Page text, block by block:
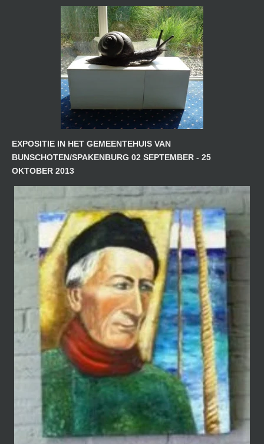
EXPOSITIE IN HET GEMEENTEHUIS VAN
BUNSCHOTEN/SPAKENBURG 02 SEPTEMBER - 25
OKTOBER 2013